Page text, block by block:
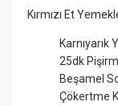
Kırmızı Et
Karnıyarık
25dk
Beşamel
Çökertme